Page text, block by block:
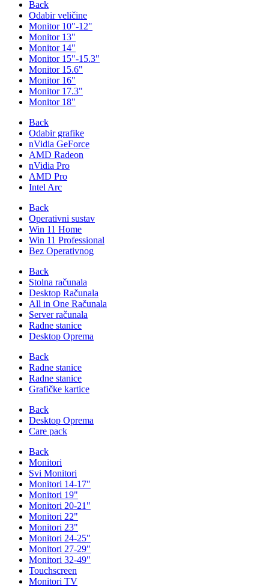
Back
Odabir veličine
Monitor 10"-12"
Monitor 13"
Monitor 14"
Monitor 15"-15.3"
Monitor 15.6"
Monitor 16"
Monitor 17.3"
Monitor 18"
Back
Odabir grafike
nVidia GeForce
AMD Radeon
nVidia Pro
AMD Pro
Intel Arc
Back
Operativni sustav
Win 11 Home
Win 11 Professional
Bez Operativnog
Back
Stolna računala
Desktop Računala
All in One Računala
Server računala
Radne stanice
Desktop Oprema
Back
Radne stanice
Radne stanice
Grafičke kartice
Back
Desktop Oprema
Care pack
Back
Monitori
Svi Monitori
Monitori 14-17"
Monitori 19"
Monitori 20-21"
Monitori 22"
Monitori 23"
Monitori 24-25"
Monitori 27-29"
Monitori 32-49"
Touchscreen
Monitori TV